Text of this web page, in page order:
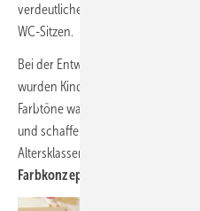
verdeutlichen – etwa bei der
WC-Sitzen.
Bei der Entwicklung eines
wurden Kinder mit einbezogen:
Farbtöne waren die Favoriten einer
und schaffen so eine angenehme
Altersklassen. Für Kinder im
Farbkonzept Orientierung